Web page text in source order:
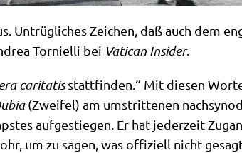
Untrüg­li­ches Zei­chen, daß auch dem
Tor­ni­el­li bei Vati­can Insi­der.
cari­ta­tisstatt­fin­den.“ Mit die­sen
(Zwei­fel) am umstrit­te­nen
auf­ge­stie­gen. Er hat jeder­zeit
um zu sagen, was offi­zi­ell nicht